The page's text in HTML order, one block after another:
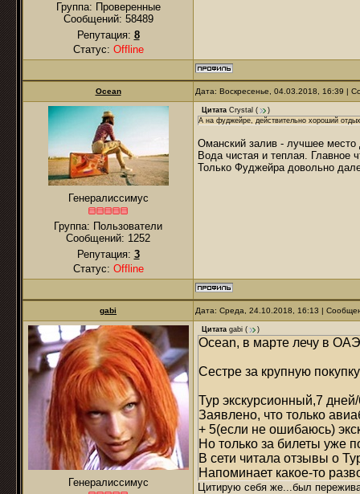
Группа: Проверенные
Сообщений: 58489
Репутация: 8
Статус: Offline
Ocean Дата: Воскресенье, 04.03.2018, 16:39 |
Генералиссимус
Группа: Пользователи
Сообщений: 1252
Репутация: 3
Статус: Offline
Цитата Crystal (
)
А на фуджейре, действительно хороший
Оманский залив - лучшее место
Вода чистая и теплая. Главное
Только Фуджейра довольно
gabi Дата: Среда, 24.10.2018, 16:13 |
Генералиссимус
Цитата gabi ( )
Ocean, в марте лечу в
Сестре за крупную
Тур экскурсионный,7
Заявлено, что только
+ 5(если не ошибаюсь)
Но только за билеты уже
В сети читала отзывы о
Напоминает какое-то
Цитирую себя же...был